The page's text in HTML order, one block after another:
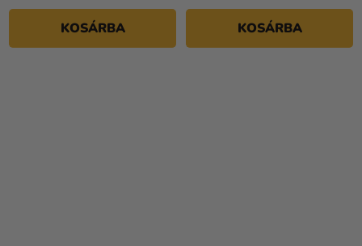
KOSÁRBA KOSÁRBA